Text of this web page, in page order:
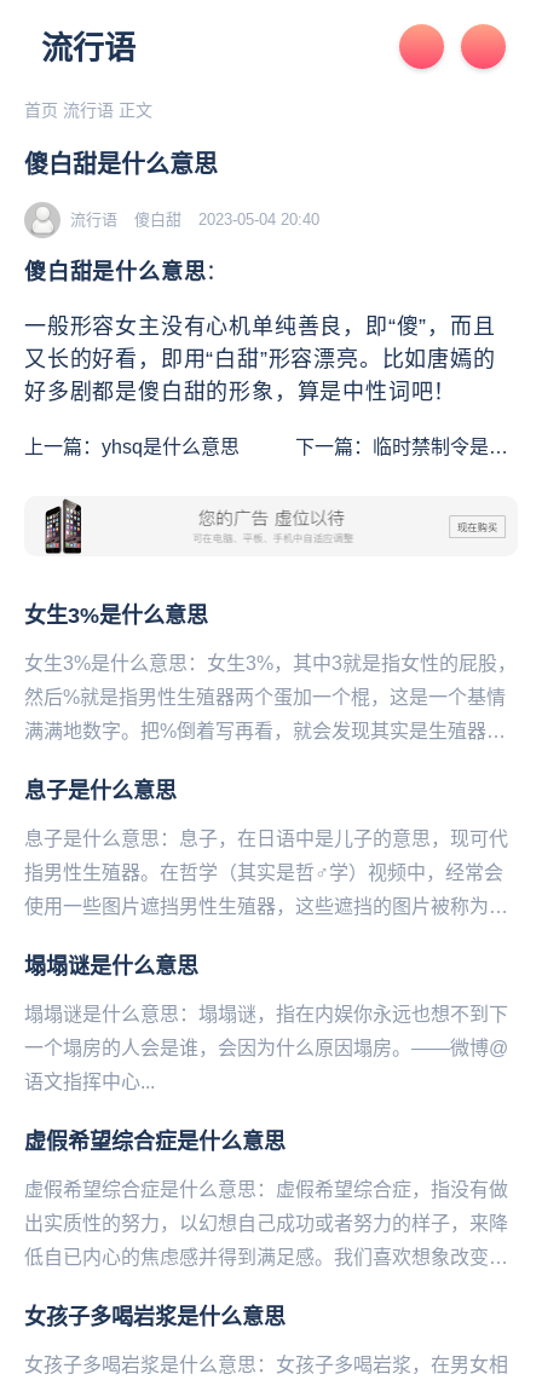
流行语
首页 流行语 正文
傻白甜是什么意思
流行语 傻白甜 2023-05-04 20:40
傻白甜是什么意思：
一般形容女主没有心机单纯善良，即“傻”，而且
又长的好看，即用“白甜”形容漂亮。比如唐嫣的
好多剧都是傻白甜的形象，算是中性词吧！
上一篇： yhsq是什么意思 下一篇：
临时禁制令是什
女生3%是什么意思
女生3%是什么意思：女生3%，其中3就是指女性的屁股，
然后%就是指男性生殖器两个蛋加一个棍，这是一个基情
满满地数字。把%倒着写再看，就会发现其实是生殖器
息子是什么意思
息子是什么意思：息子，在日语中是儿子的意思，现可代
指男性生殖器。在哲学（其实是哲♂学）视频中，经常会
使用一些图片遮挡男性生殖器，这些遮挡的图片被称为守
婴...
塌塌谜是什么意思
塌塌谜是什么意思：塌塌谜，指在内娱你永远也想不到下
一个塌房的人会是谁，会因为什么原因塌房。——微博@
语文指挥中心...
虚假希望综合症是什么意思
虚假希望综合症是什么意思：虚假希望综合症，指没有做
出实质性的努力，以幻想自己成功或者努力的样子，来降
低自已内心的焦虑感并得到满足感。我们喜欢想象改变后
落...
女孩子多喝岩浆是什么意思
女孩子多喝岩浆是什么意思：女孩子多喝岩浆，在男女相